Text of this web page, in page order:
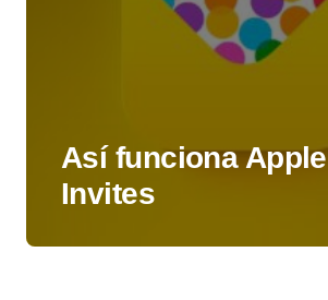
Así funciona Apple
Invites